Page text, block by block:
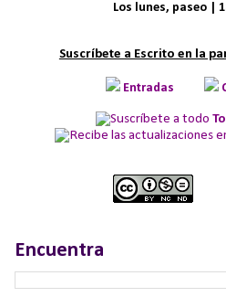
Los lunes, paseo |
Suscríbete a Escrito en la
Entradas
Encuentra